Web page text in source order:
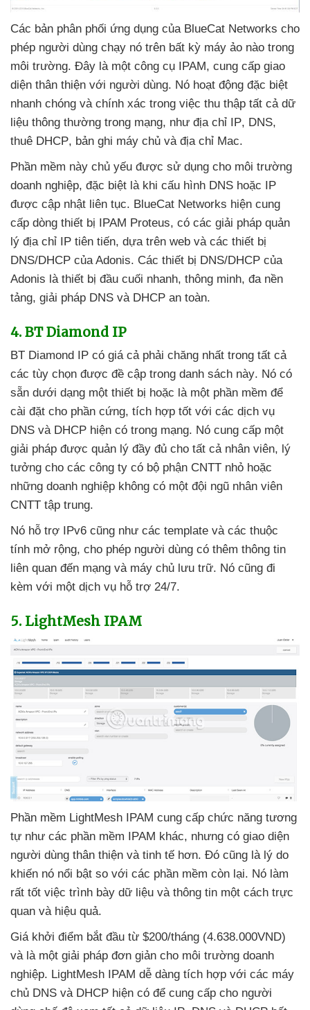
Các bản phân phối ứng dụng của BlueCat Networks cho
phép người dùng chạy nó trên bất kỳ máy ảo nào trong
môi trường. Đây là một công cụ IPAM, cung cấp giao
diện thân thiện với người dùng. Nó hoạt động đặc biệt
nhanh chóng và chính xác trong việc thu thập tất cả dữ
liệu thông thường trong mạng, như địa chỉ IP, DNS,
thuê DHCP, bản ghi máy chủ và địa chỉ Mac.
Phần mềm này chủ yếu được sử dụng cho môi trường
doanh nghiệp, đặc biệt là khi cấu hình DNS hoặc IP
được cập nhật liên tục. BlueCat Networks hiện cung
cấp dòng thiết bị IPAM Proteus, có các giải pháp quản
lý địa chỉ IP tiên tiến, dựa trên web và các thiết bị
DNS/DHCP của Adonis. Các thiết bị DNS/DHCP của
Adonis là thiết bị đầu cuối nhanh, thông minh, đa nền
tảng, giải pháp DNS và DHCP an toàn.
4. BT Diamond IP
BT Diamond IP có giá cả phải chăng nhất trong tất cả
các tùy chọn được đề cập trong danh sách này. Nó có
sẵn dưới dạng một thiết bị hoặc là một phần mềm để
cài đặt cho phần cứng, tích hợp tốt với các dịch vụ
DNS và DHCP hiện có trong mạng. Nó cung cấp một
giải pháp được quản lý đầy đủ cho tất cả nhân viên, lý
tưởng cho các công ty có bộ phận CNTT nhỏ hoặc
những doanh nghiệp không có một đội ngũ nhân viên
CNTT tập trung.
Nó hỗ trợ IPv6 cũng như các template và các thuộc
tính mở rộng, cho phép người dùng có thêm thông tin
liên quan đến mạng và máy chủ lưu trữ. Nó cũng đi
kèm với một dịch vụ hỗ trợ 24/7.
5. LightMesh IPAM
Phần mềm LightMesh IPAM cung cấp chức năng tương
tự như các phần mềm IPAM khác, nhưng có giao diện
người dùng thân thiện và tinh tế hơn. Đó cũng là lý do
khiến nó nổi bật so với các phần mềm còn lại. Nó làm
rất tốt việc trình bày dữ liệu và thông tin một cách trực
quan và hiệu quả.
Giá khởi điểm bắt đầu từ $200/tháng (4.638.000VND)
và là một giải pháp đơn giản cho môi trường doanh
nghiệp. LightMesh IPAM dễ dàng tích hợp với các máy
chủ DNS và DHCP hiện có để cung cấp cho người